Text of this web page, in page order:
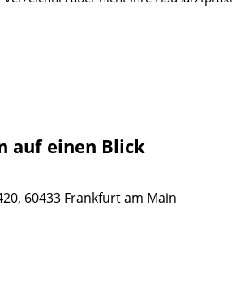
auf einen Blick
60433 Frankfurt am Main